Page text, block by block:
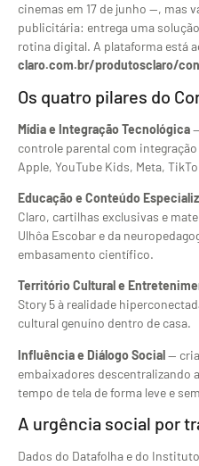
cinemas em 17 de junho —, mas
publicitária: entrega uma
rotina digital. A plataforma está
claro.com.br/produtosclaro/
Os quatro pilares do
Mídia e Integração Tecnológica
controle parental com
Apple, YouTube Kids, Meta,
Educação e Conteúdo
Claro, cartilhas exclusivas e
Ulhôa Escobar e da
embasamento científico.
Território Cultural e
Story 5 à realidade
cultural genuíno dentro de casa.
Influência e Diálogo Social—
embaixadores descentralizando
tempo de tela de forma leve e
A urgência social por
Dados do Datafolha e do